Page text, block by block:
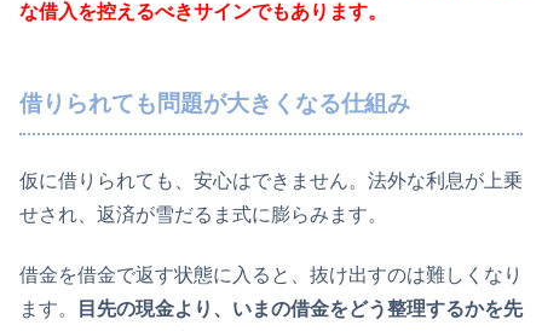
な借入を控えるべきサインでもあります。
借りられても問題が大きくなる仕組み
仮に借りられても、安心はできません。法外な利息が上乗
せされ、返済が雪だるま式に膨らみます。
借金を借金で返す状態に入ると、抜け出すのは難しくなり
ます。
目先の現金より、いまの借金をどう整理するかを先